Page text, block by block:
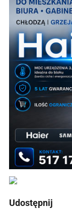
Udostępnij